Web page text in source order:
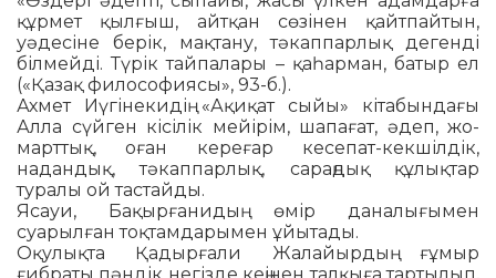
құрмет қылғыш, айтқан сөзінен қайтпайтын,
уәде­сіне берік, мақтану, тәкаппарлық дегенді
білмейді. Түрік тайпалары – қаһарман, батыр ел
(«Қазақ фи­лософиясы», 93-б.).
Ахмет Иүгінекидің «Ақиқат сыйы» кітабындағы
Алла сүйген кі­­сілік мейірім, шапағат, әдеп, жо­
марттық, оған кереғар кесепат-кек­­шілдік,
надандық, тәкаппар­лық, сараңдық құлықтар
туралы ой тастайды.
Ясауи, Бақырғанидың өмір да­налығымен
суарылған тоқтам­дары­мен ұйытады.
Оқулықта Қадырғали Жа­лайыр­дың ғұмыр